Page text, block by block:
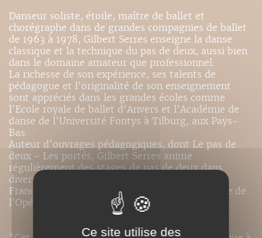
Danseur soliste, étoile, maître de ballet et
chorégraphe dans de grandes compagnies de ballet
de 1963 à 1978, Gilbert Serres enseigne la danse
classique et la technique du pas de deux, aussi bien
dans le domaine amateur que professionnel.
La richesse de son expérience, ses talents de
pédagogue et l'originalité de son enseignement
sont appréciés dans les grandes écoles comme
l'Ecole royale de ballet d'Anvers et l'Académie de
danse de l'Université Fontys à Tilburg, aux Pays-
Bas.
Auteur d'ouvrages pédagogiques, dont Le pas de
deux - Les portés, Gilbert Serres anime
régulièrement des stages de pas de deux dans
diverses écoles de Belgique, de Hollande et de
France, notamment, en 2003, à l'Ecole de danse de
l'Opéra de Paris.
Ce site utilise des